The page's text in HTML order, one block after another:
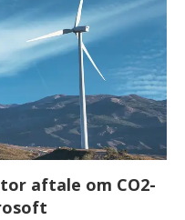
aftale om CO2-